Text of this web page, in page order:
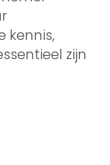
kennis,
zijn